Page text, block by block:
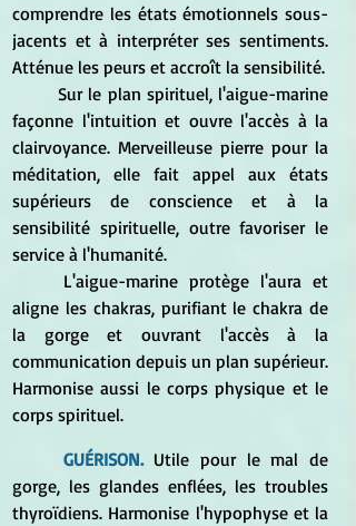
comprendre les états émotionnels sous-
jacents et à interpréter ses sentiments.
façonne l'intuition et ouvre l'accès à la
clairvoyance. Merveilleuse pierre pour la
méditation, elle fait appel aux états
supérieurs de conscience et à la
sensibilité spirituelle, outre favoriser le
service à l'humanité.
aligne les chakras, purifiant le chakra de
la gorge et ouvrant l'accès à la
communication depuis un plan supérieur.
Harmonise aussi le corps physique et le
corps spirituel.
GUÉRISON. Utile pour le mal de
gorge, les glandes enflées, les troubles
thyroïdiens. Harmonise l'hypophyse et la